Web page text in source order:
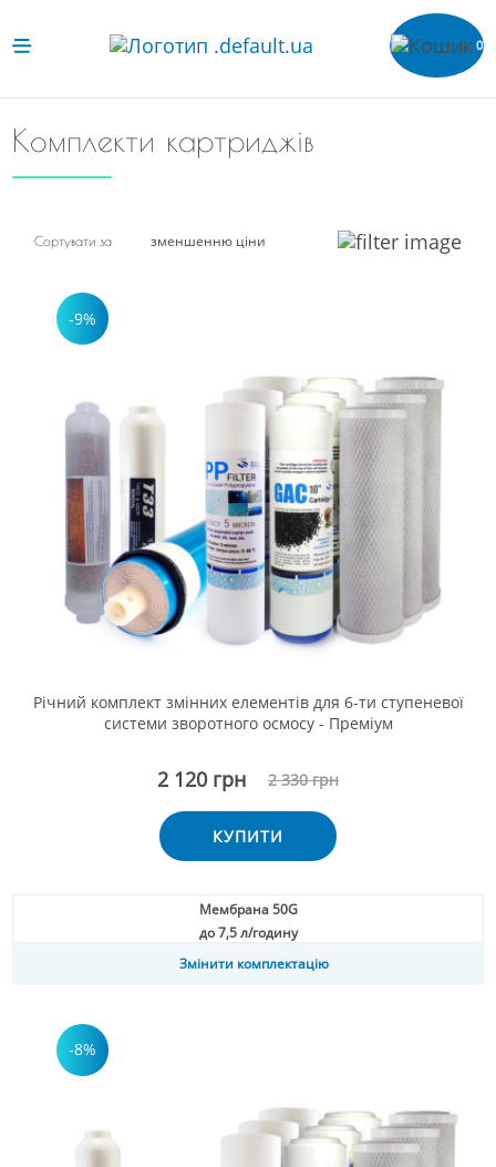
0
Комплекти картриджів
Сортувати за зменшенню ціни
-9%
Річний комплект змінних елементів для 6-ти ступеневої
системи зворотного осмосу - Преміум
2 120 грн 2 330 грн
КУПИТИ
Мембрана 50G
до 7,5 л/годину
Змінити комплектацію
-8%